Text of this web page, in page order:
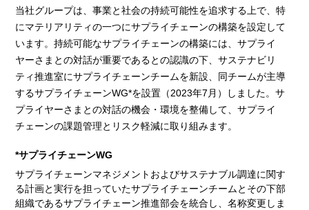
当社グループは、事業と社会の持続可能性を追求する上で、特
にマテリアリティの一つにサプライチェーンの構築を設定して
います。持続可能なサプライチェーンの構築には、サプライ
ヤーさまとの対話が重要であるとの認識の下、サステナビリ
ティ推進室にサプライチェーンチームを新設、同チームが主導
するサプライチェーンWG*を設置（2023年7月）しました。サ
プライヤーさまとの対話の機会・環境を整備して、サプライ
チェーンの課題管理とリスク軽減に取り組みます。
*サプライチェーンWG
サプライチェーンマネジメントおよびサステナブル調達に関す
る計画と実行を担っていたサプライチェーンチームとその下部
組織であるサプライチェーン推進部会を統合し、名称変更しま